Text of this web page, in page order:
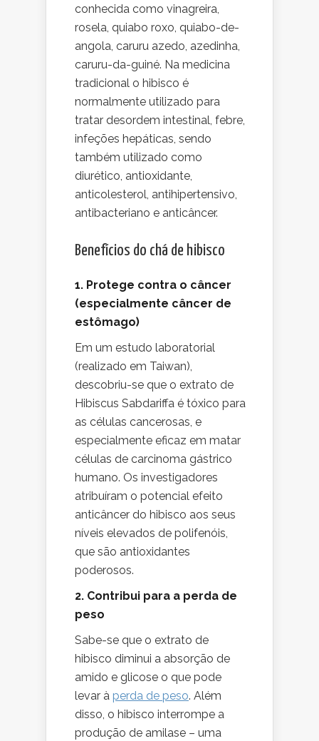
conhecida como vinagreira,
rosela, quiabo roxo, quiabo-de-
angola, caruru azedo, azedinha,
caruru-da-guiné. Na medicina
tradicional o hibisco é
normalmente utilizado para
tratar desordem intestinal, febre,
infeções hepáticas, sendo
também utilizado como
diurético, antioxidante,
anticolesterol, antihipertensivo,
antibacteriano e anticâncer.
Benefícios do chá de hibisco
1. Protege contra o câncer
(especialmente câncer de
estômago)
Em um estudo laboratorial
(realizado em Taiwan),
descobriu-se que o extrato de
Hibiscus Sabdariffa é tóxico para
as células cancerosas, e
especialmente eficaz em matar
células de carcinoma gástrico
humano. Os investigadores
atribuíram o potencial efeito
anticâncer do hibisco aos seus
níveis elevados de polifenóis,
que são antioxidantes
poderosos.
2. Contribui para a perda de
peso
Sabe-se que o extrato de
hibisco diminui a absorção de
amido e glicose o que pode
levar à perda de peso. Além
disso, o hibisco interrompe a
produção de amilase – uma